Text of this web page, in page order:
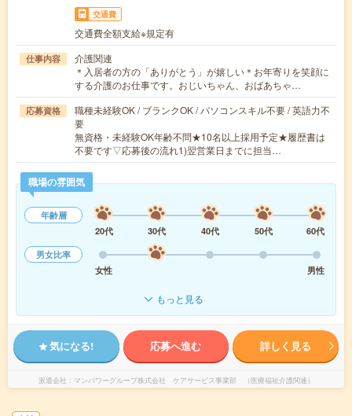
交通費
交通費全額支給※規定有
仕事内容
介護関連
＊入居者の方の「ありがとう」が嬉しい＊お年寄りを笑顔に
する介護のお仕事です。おじいちゃん、おばあちゃ…
応募資格
職種未経験OK / ブランクOK / パソコンスキル不要 / 英語力不
要
無資格・未経験OK年齢不問★10名以上採用予定★履歴書は
不要です▽応募後の流れ1)翌営業日までに担当…
職場の雰囲気
年齢層
20代
30代 40代 50代
60代
男女比率
女性
男性
もっと見る
気になる! 応募へ進む 詳しく見る
派遣会社 マンパワーグループ株式会社 ケアサービス事業部 （医療福祉介護関連）